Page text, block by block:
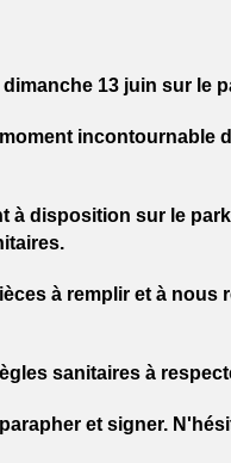
13 juin sur le
incontournable
à disposition sur le
à remplir et à nous
sanitaires à
et signer.